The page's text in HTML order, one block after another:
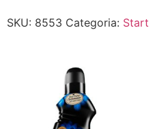
SKU: 8553 Categoria: Start